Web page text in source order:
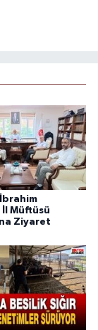
İl Müftüsü
Ziyaret